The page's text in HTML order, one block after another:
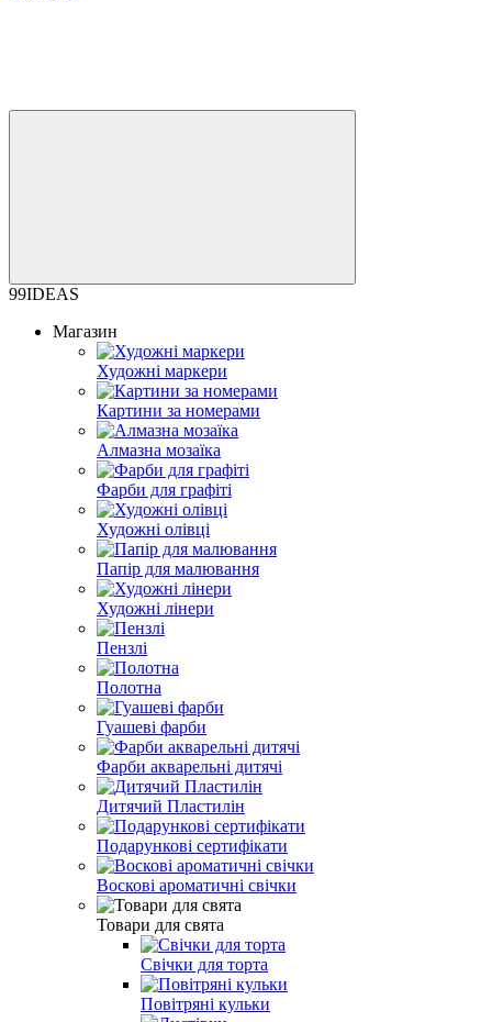
99IDEAS
Магазин
Художні маркери
Картини за номерами
Алмазна мозаїка
Фарби для графіті
Художні олівці
Папір для малювання
Художні лінери
Пензлі
Полотна
Гуашеві фарби
Фарби акварельні дитячі
Дитячий Пластилін
Подарункові сертифікати
Воскові ароматичні свічки
Товари для свята
Свічки для торта
Повітряні кульки